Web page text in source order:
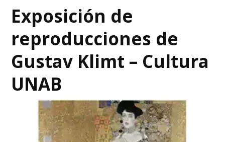
Exposición de
reproducciones de
Gustav Klimt – Cultura
UNAB